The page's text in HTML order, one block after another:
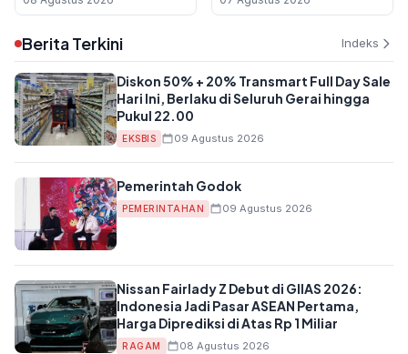
Ungkap Aktor Korporasi
Berita Terkini Indeks
Diskon 50% + 20% Transmart Full Day Sale
Hari Ini, Berlaku di Seluruh Gerai hingga
Pukul 22.00
EKSBIS 09 Agustus 2026
Pemerintah Godok
PEMERINTAHAN 09 Agustus 2026
Nissan Fairlady Z Debut di GIIAS 2026:
Indonesia Jadi Pasar ASEAN Pertama,
Harga Diprediksi di Atas Rp 1 Miliar
RAGAM 08 Agustus 2026